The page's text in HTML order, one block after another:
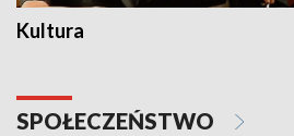
Kultura
SPOŁECZEŃSTWO